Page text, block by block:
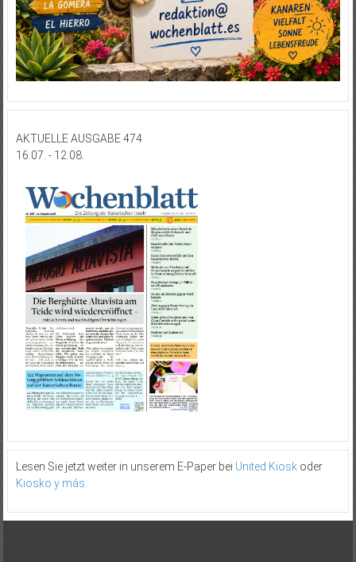
AKTUELLE AUSGABE 474
16.07. - 12.08.
Lesen Sie jetzt weiter in unserem E-Paper bei United Kioskoder
Kiosko y más